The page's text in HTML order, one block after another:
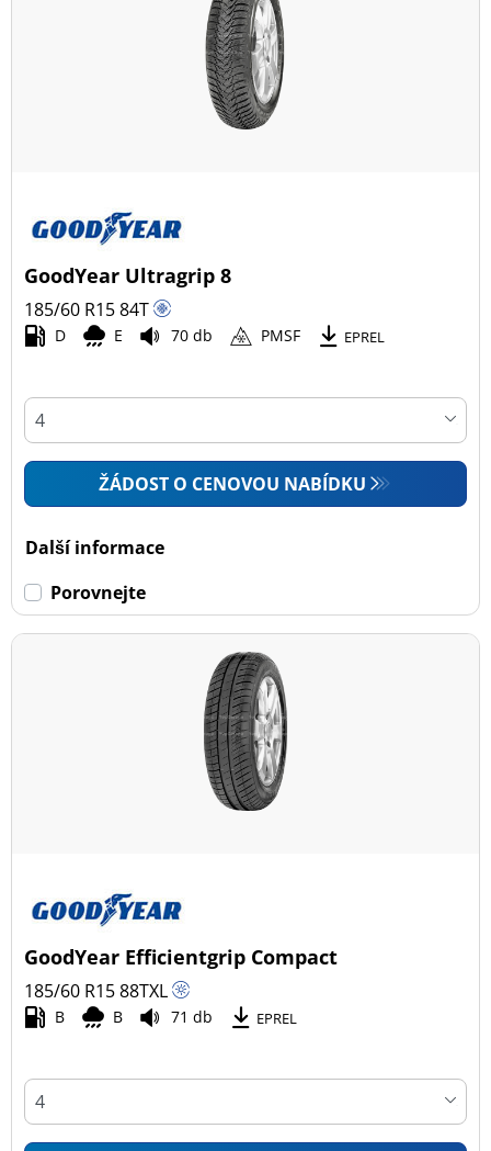
GoodYear Ultragrip 8
185/60 R1584T
D E 70 db PMSF EPREL
ŽÁDOST O CENOVOU NABÍDKU
Další informace
Porovnejte
GoodYear Efficientgrip Compact
185/60 R1588TXL
B B 71 db EPREL